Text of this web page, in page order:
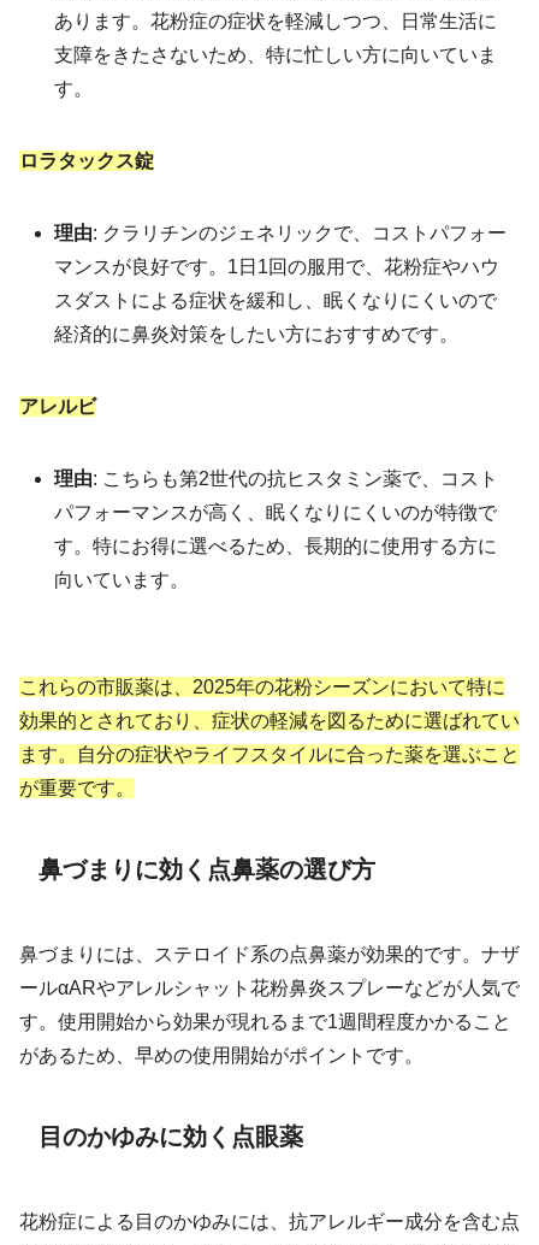
あります。花粉症の症状を軽減しつつ、日常生活に
支障をきたさないため、特に忙しい方に向いていま
す。
ロラタックス錠
理由: クラリチンのジェネリックで、コストパフォー
マンスが良好です。1日1回の服用で、花粉症やハウ
スダストによる症状を緩和し、眠くなりにくいので
経済的に鼻炎対策をしたい方におすすめです。
アレルビ
理由: こちらも第2世代の抗ヒスタミン薬で、コスト
パフォーマンスが高く、眠くなりにくいのが特徴で
す。特にお得に選べるため、長期的に使用する方に
向いています。
これらの市販薬は、2025年の花粉シーズンにおいて特に
効果的とされており、症状の軽減を図るために選ばれてい
ます。自分の症状やライフスタイルに合った薬を選ぶこと
が重要です。
鼻づまりに効く点鼻薬の選び方
鼻づまりには、ステロイド系の点鼻薬が効果的です。ナザ
ールαARやアレルシャット花粉鼻炎スプレーなどが人気で
す。使用開始から効果が現れるまで1週間程度かかること
があるため、早めの使用開始がポイントです。
目のかゆみに効く点眼薬
花粉症による目のかゆみには、抗アレルギー成分を含む点